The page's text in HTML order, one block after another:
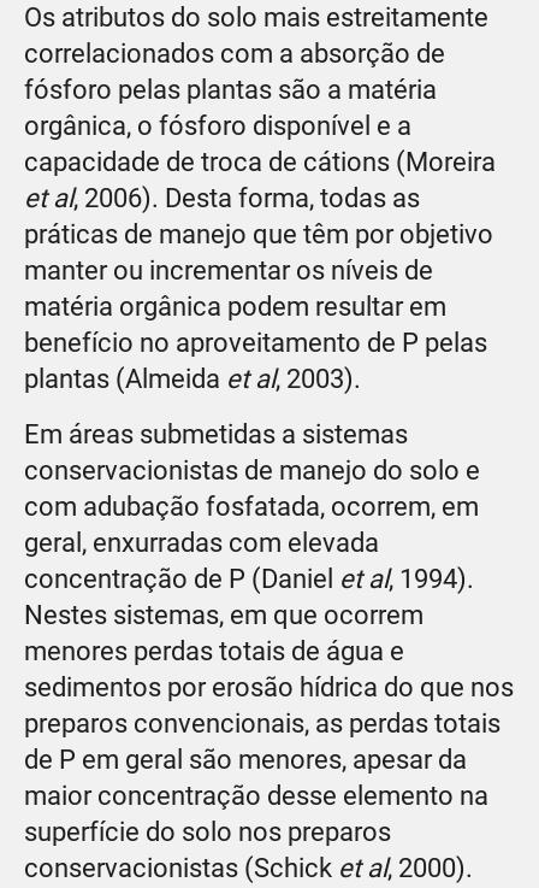
Os atributos do solo mais estreitamente
correlacionados com a absorção de
fósforo pelas plantas são a matéria
orgânica, o fósforo disponível e a
capacidade de troca de cátions (Moreira
et al, 2006). Desta forma, todas as
práticas de manejo que têm por objetivo
manter ou incrementar os níveis de
matéria orgânica podem resultar em
benefício no aproveitamento de P pelas
plantas (Almeida et al, 2003).
Em áreas submetidas a sistemas
conservacionistas de manejo do solo e
com adubação fosfatada, ocorrem, em
geral, enxurradas com elevada
concentração de P (Daniel et al, 1994).
Nestes sistemas, em que ocorrem
menores perdas totais de água e
sedimentos por erosão hídrica do que nos
preparos convencionais, as perdas totais
de P em geral são menores, apesar da
maior concentração desse elemento na
superfície do solo nos preparos
conservacionistas (Schick et al, 2000).